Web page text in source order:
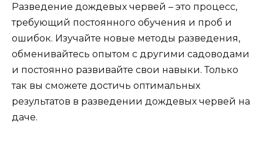
Разведение дождевых червей – это процесс,
требующий постоянного обучения и проб и
ошибок. Изучайте новые методы разведения,
обменивайтесь опытом с другими садоводами
и постоянно развивайте свои навыки. Только
так вы сможете достичь оптимальных
результатов в разведении дождевых червей на
даче.